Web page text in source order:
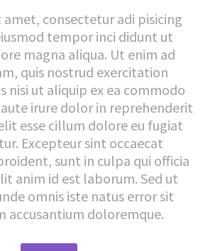
consectetur adi pisicing
tempor inci didunt ut
magna aliqua. Ut enim ad
quis nostrud exercitation
nisi ut aliquip ex ea commodo
irure dolor in reprehenderit
esse cillum dolore eu fugiat
Excepteur sint occaecat
sunt in culpa qui officia
anim id est laborum. Sed ut
omnis iste natus error sit
accusantium doloremque.